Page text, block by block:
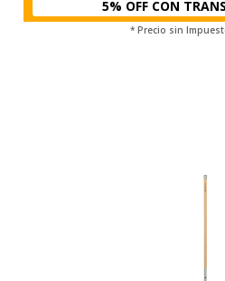
5% OFF CON
* Precio sin